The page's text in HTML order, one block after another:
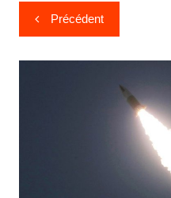
Navigation
de
l’article
Précédent